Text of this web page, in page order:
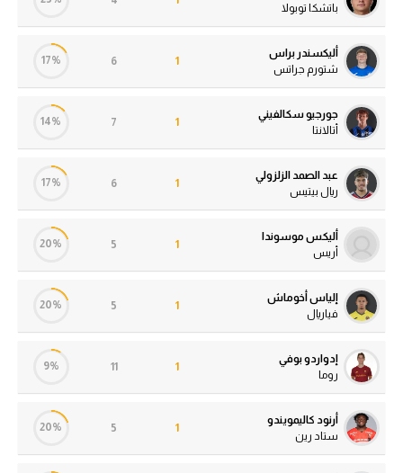
باتشكا توبولا
أليكسندر براس
شتورم جراتس
1
6
17%
جورجيو سكالفيني
أتالانتا
1
7
14%
عبد الصمد الزلزولي
ريال بيتيس
1
6
17%
أليكس موسوندا
أريس
1
5
20%
إلياس أخوماش
فياريال
1
5
20%
إدواردو بوفي
روما
1
11
9%
أرنود كاليمويندو
ستاد رين
1
5
20%